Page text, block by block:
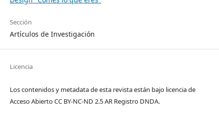
Sección
Artículos de Investigación
Licencia
Los contenidos y metadata de esta revista están bajo licencia de
Acceso Abierto CC BY-NC-ND 2.5 AR Registro DNDA.